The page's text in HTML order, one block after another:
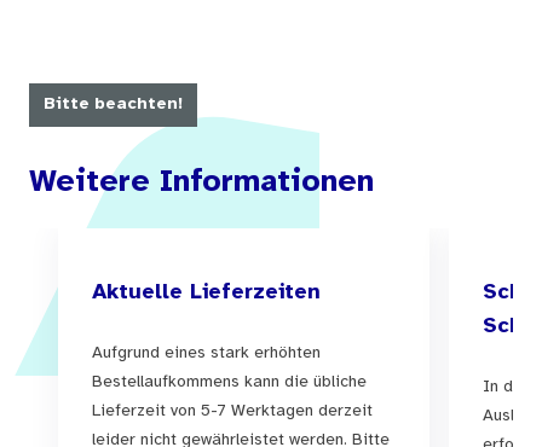
Bitte beachten!
Weitere Informationen
Aktuelle Lieferzeiten
Aufgrund eines stark erhöhten
Bestellaufkommens kann die übliche
Lieferzeit von 5-7 Werktagen derzeit
leider nicht gewährleistet werden. Bitte
In der